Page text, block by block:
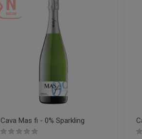
Cava Mas fi - 0% Sparkling